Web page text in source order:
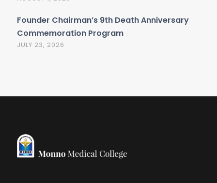
Founder Chairman’s 9th Death Anniversary
Commemoration Program
JULY 23, 2026